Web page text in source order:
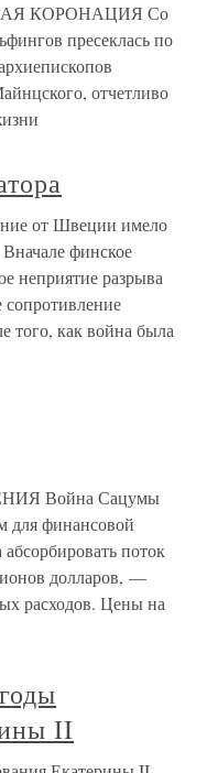
КОРОНАЦИЯ Со
пресеклась по
отчетливо
от Швеции имело
финское
неприятие разрыва
того, как война была
Война Сацумы
для финансовой
поток
долларов, —
расходов. Цены на
II